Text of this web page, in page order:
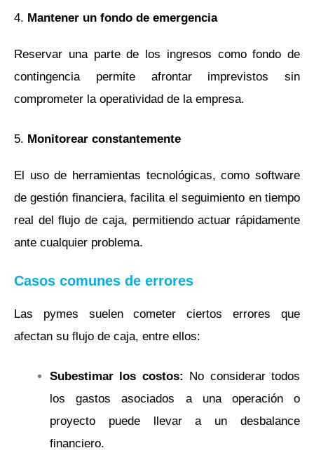
4. Mantener un fondo de emergencia
Reservar una parte de los ingresos como fondo de
contingencia permite afrontar imprevistos sin
comprometer la operatividad de la empresa.
5. Monitorear constantemente
El uso de herramientas tecnológicas, como software
de gestión financiera, facilita el seguimiento en tiempo
real del flujo de caja, permitiendo actuar rápidamente
ante cualquier problema.
Casos comunes de errores
Las pymes suelen cometer ciertos errores que
afectan su flujo de caja, entre ellos:
Subestimar los costos: No considerar todos
los gastos asociados a una operación o
proyecto puede llevar a un desbalance
financiero.